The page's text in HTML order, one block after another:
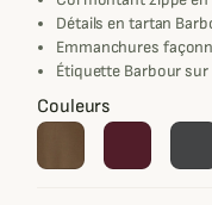
Détails en tartan
Emmanchures
Étiquette Barbour sur
Couleurs